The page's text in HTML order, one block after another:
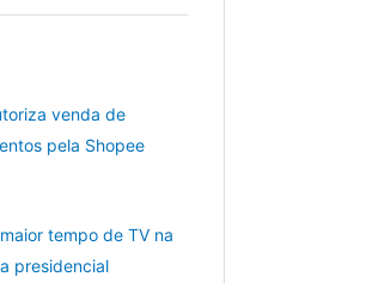
venda de
pela Shopee
tempo de TV na
presidencial